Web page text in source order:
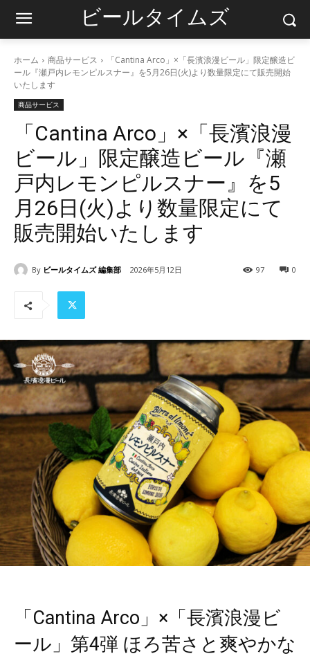
ビールタイムズ
ホーム 商品サービス
「Cantina Arco」×「長濱浪漫ビール」限定醸造ビ
ール『瀬戸内レモンピルスナー』を5月26日(火)より数量限定にて販売開始
いたします
商品サービス
「Cantina Arco」×「長濱浪漫
ビール」限定醸造ビール『瀬
戸内レモンピルスナー』を5
月26日(火)より数量限定にて
販売開始いたします
By ビールタイムズ 編集部 2026年5月12日 0
97
「Cantina Arco」×「長濱浪漫ビ
ール」第4弾 ほろ苦さと爽やかな